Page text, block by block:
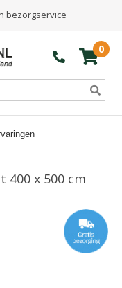
bezorgservice
0
400 x 500 cm